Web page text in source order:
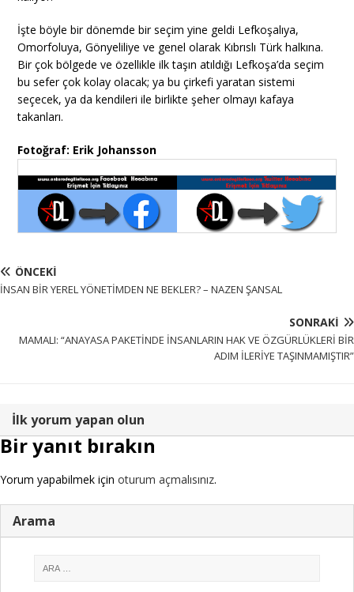
İşte böyle bir dönemde bir seçim yine geldi Lefkoşalıya,
Omorfoluya, Gönyeliliye ve genel olarak Kıbrıslı Türk halkına.
Bir çok bölgede ve özellikle ilk taşın atıldığı Lefkoşa’da seçim
bu sefer çok kolay olacak; ya bu çirkefi yaratan sistemi
seçecek, ya da kendileri ile birlikte şeher olmayı kafaya
takanları.
Fotoğraf: Erik Johansson
ÖNCEKI
İNSAN BİR YEREL YÖNETİMDEN NE BEKLER? – NAZEN ŞANSAL
SONRAKI
MAMALI: “ANAYASA PAKETİNDE İNSANLARIN HAK VE ÖZGÜRLÜKLERİ BİR
ADIM İLERİYE TAŞINMAMIŞTIR”
İlk yorum yapan olun
Bir yanıt bırakın
Yorum yapabilmek için oturum açmalısınız.
Arama